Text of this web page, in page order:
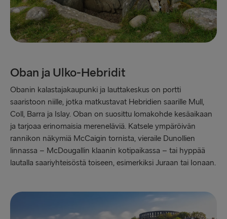
Oban ja Ulko-Hebridit
Obanin kalastajakaupunki ja lauttakeskus on portti
saaristoon niille, jotka matkustavat Hebridien saarille Mull,
Coll, Barra ja Islay. Oban on suosittu lomakohde kesäaikaan
ja tarjoaa erinomaisia mereneläviä. Katsele ympäröivän
rannikon näkymiä McCaigin tornista, vieraile Dunollien
linnassa – McDougallin klaanin kotipaikassa – tai hyppää
lautalla saariyhteisöstä toiseen, esimerkiksi Juraan tai Ionaan.